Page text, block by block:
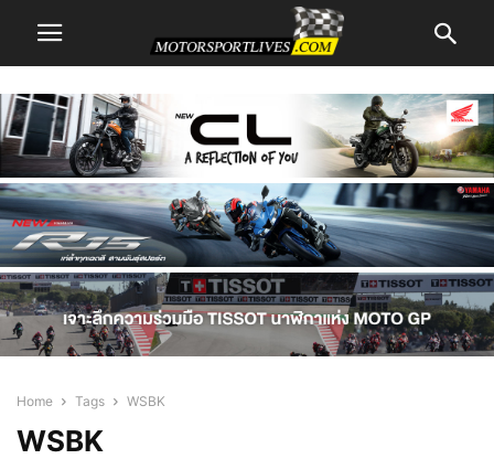
Home Tags WSBK
WSBK